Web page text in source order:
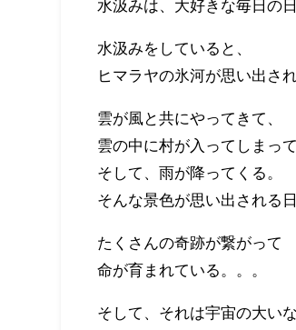
水汲みは、大好きな毎日の
水汲みをしていると、
ヒマラヤの氷河が思い出さ
雲が風と共にやってきて、
雲の中に村が入ってしまって
そして、雨が降ってくる。
そんな景色が思い出される
たくさんの奇跡が繋がって
命が育まれている。。。
そして、それは宇宙の大い